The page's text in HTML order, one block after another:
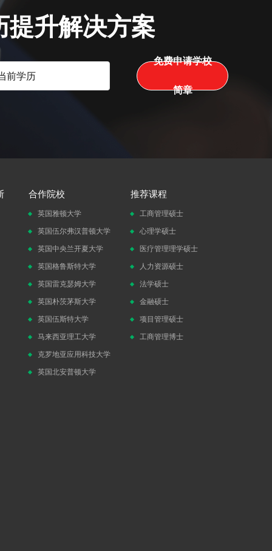
提升解决方案
免费申请学校
简章
合作院校
英国雅顿大学
英国伍尔弗汉普顿大学
英国中央兰开夏大学
英国格鲁斯特大学
英国雷克瑟姆大学
英国朴茨茅斯大学
英国伍斯特大学
马来西亚理工大学
克罗地亚应用科技大学
英国北安普顿大学
推荐课程
工商管理硕士
心理学硕士
医疗管理理学硕士
人力资源硕士
法学硕士
金融硕士
项目管理硕士
工商管理博士